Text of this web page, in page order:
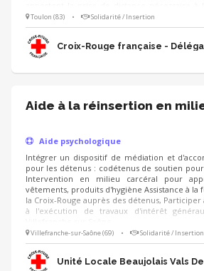
garants de leur cadre d’action. Vous
service de la solidarité et accompagner ces
Toulon (83) • Solidarité / Insertion
Croix-Rouge française -
Aide à la réinsertion en
Aide psychologique
Intégrer un dispositif de médiation et
pour les détenus : codétenus de soutien
Intervention en milieu carcéral pour
vêtements, produits d'hygiène Assistance à
la Croix-Rouge auprès des détenus,
à l'exécution de travaux d'intérêt
Villefranche-sur-Saône (69) • Solidarité / Insertion
Unité Locale Beaujolais Vals